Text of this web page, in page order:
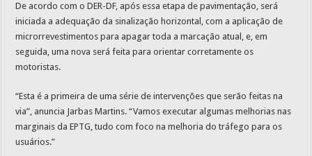
De acordo com o DER-DF, após essa etapa de pavimentação, será
iniciada a adequação da sinalização horizontal, com a aplicação de
microrrevestimentos para apagar toda a marcação atual, e, em
seguida, uma nova será feita para orientar corretamente os
motoristas.
“Esta é a primeira de uma série de intervenções que serão feitas na
via”, anuncia Jarbas Martins. “Vamos executar algumas melhorias nas
marginais da EPTG, tudo com foco na melhoria do tráfego para os
usuários.”